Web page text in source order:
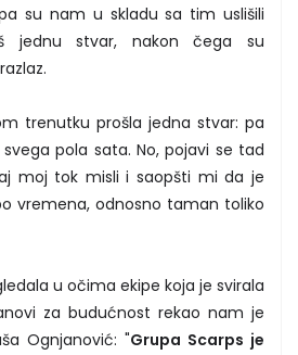
su nam u skladu sa tim uslišili
jednu stvar, nakon čega su
trenutku prošla jedna stvar: pa
pola sata. No, pojavi se tad
moj tok misli i saopšti mi da je
vremena, odnosno taman toliko
u očima ekipe koja je svirala
za budućnost rekao nam je
Ognjanović: "Grupa Scarps je